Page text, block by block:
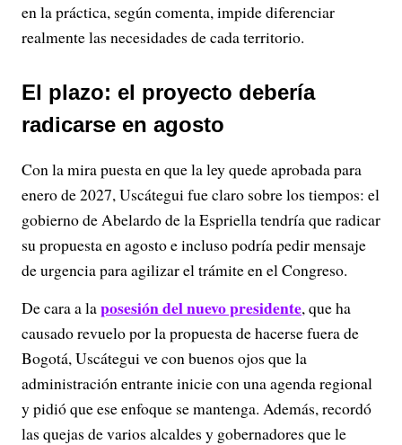
en la práctica, según comenta, impide diferenciar
realmente las necesidades de cada territorio.
El plazo: el proyecto debería
radicarse en agosto
Con la mira puesta en que la ley quede aprobada para
enero de 2027, Uscátegui fue claro sobre los tiempos: el
gobierno de Abelardo de la Espriella tendría que radicar
su propuesta en agosto e incluso podría pedir mensaje
de urgencia para agilizar el trámite en el Congreso.
De cara a laposesión del nuevo presidente, que ha
causado revuelo por la propuesta de hacerse fuera de
Bogotá, Uscátegui ve con buenos ojos que la
administración entrante inicie con una agenda regional
y pidió que ese enfoque se mantenga. Además, recordó
las quejas de varios alcaldes y gobernadores que le